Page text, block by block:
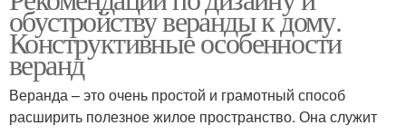
обустройству веранды к дому.
Конструктивные особенности
веранд
Веранда – это очень простой и грамотный способ
расширить полезное жилое пространство. Она служит